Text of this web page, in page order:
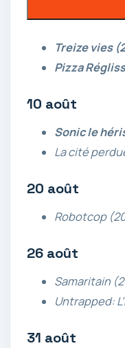
Treize vies
Pizza
10 août
Sonic le
La cité
20 août
Robotcop
26 août
Samaritain
Untrapped:
31 août